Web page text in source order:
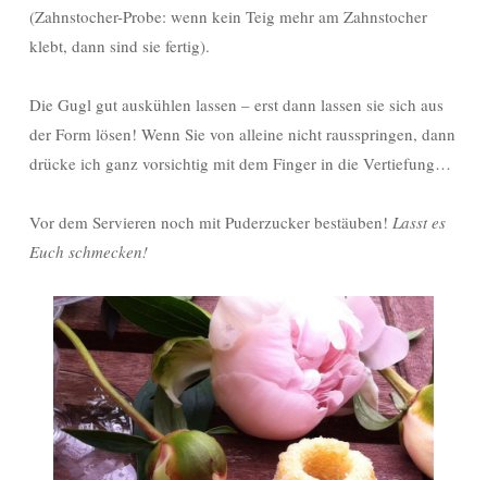
(Zahnstocher-Probe: wenn kein Teig mehr am Zahnstocher
klebt, dann sind sie fertig).
Die Gugl gut auskühlen lassen – erst dann lassen sie sich aus
der Form lösen! Wenn Sie von alleine nicht rausspringen, dann
drücke ich ganz vorsichtig mit dem Finger in die Vertiefung…
Vor dem Servieren noch mit Puderzucker bestäuben! Lasst es
Euch schmecken!